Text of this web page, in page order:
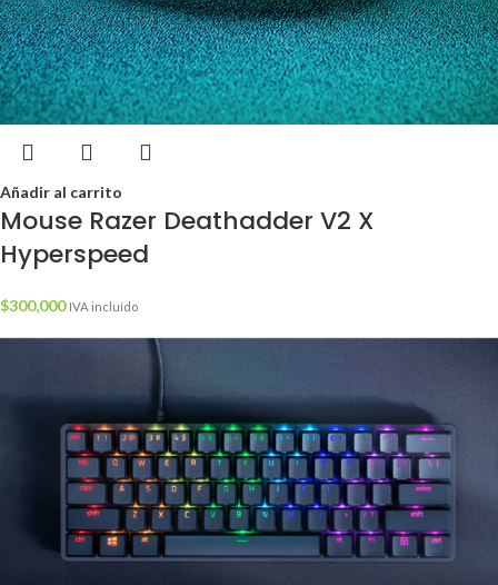
Añadir al carrito
Mouse Razer Deathadder V2 X
Hyperspeed
$300,000 IVA incluído